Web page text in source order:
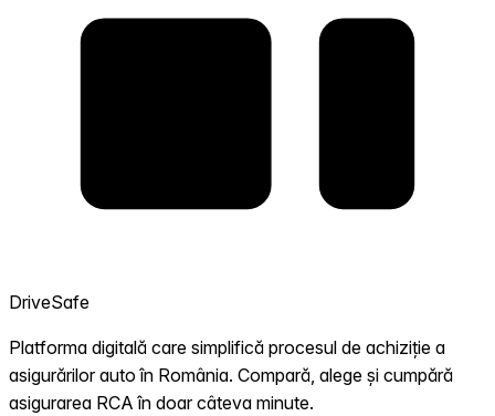
DriveSafe
Platforma digitală care simplifică procesul de achiziție a
asigurărilor auto în România. Compară, alege și cumpără
asigurarea RCA în doar câteva minute.